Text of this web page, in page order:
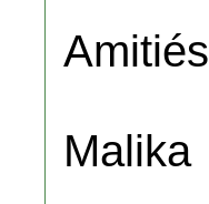
Amitiés
Malika